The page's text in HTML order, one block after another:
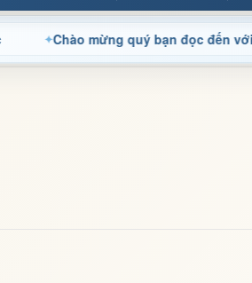
mừng quý bạn đọc đến với Trang